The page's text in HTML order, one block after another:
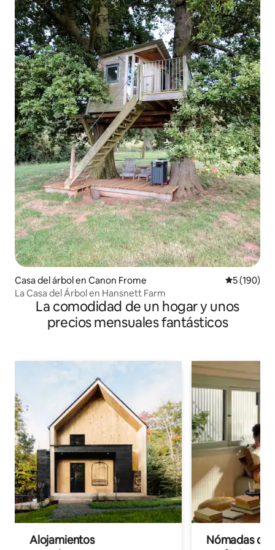
Casa del árbol en Canon Frome
5 (190)
La Casa del Árbol en Hansnett Farm
La comodidad de un hogar y unos
precios mensuales fantásticos
Alojamientos
Nómadas